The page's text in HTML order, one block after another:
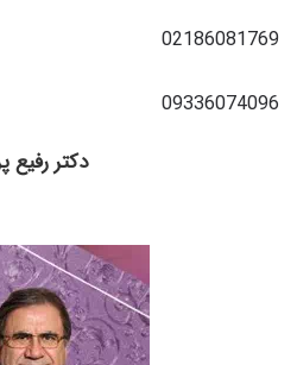
02186081769
09336074096
دكتر رفيع